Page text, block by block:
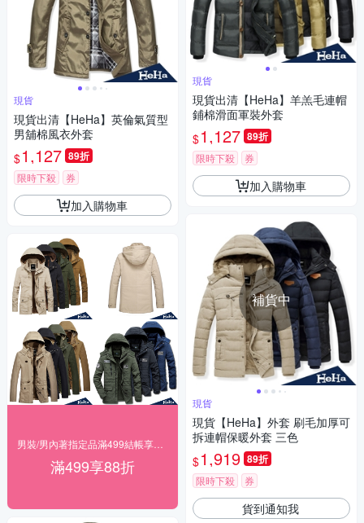
現貨
現貨出清【HeHa】英倫氣質型
男舖棉風衣外套
$1,127 89折
限時下殺 券
加入購物車
滿499享88折
現貨
現貨出清【HeHa】羊羔毛連帽
鋪棉滑面軍裝外套
$1,127 89折
限時下殺 券
加入購物車
補貨中
現貨
現貨【HeHa】外套 刷毛加厚可
拆連帽保暖外套 三色
$1,919 89折
限時下殺 券
貨到通知我